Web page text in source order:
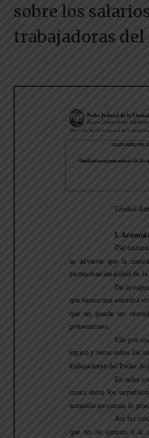
sobre los
trabajadoras del